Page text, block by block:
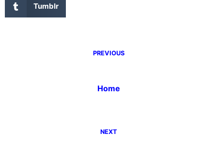
Tumblr
PREVIOUS
Home
NEXT